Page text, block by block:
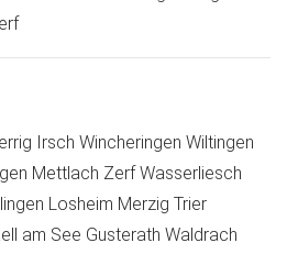
Irsch Wincheringen Wiltingen
Mettlach ZerfWasserliesch
Losheim Merzig Trier
am See Gusterath Waldrach